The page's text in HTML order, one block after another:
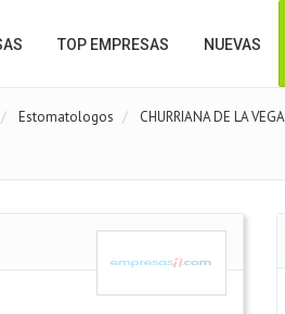
TOP EMPRESAS NUEVAS
Estomatologos CHURRIANA DE LA VEGA